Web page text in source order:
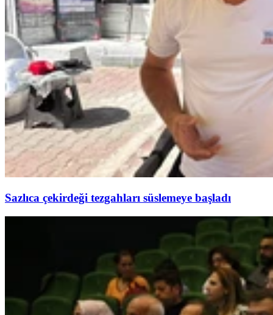
Sazlıca çekirdeği tezgahları süslemeye başladı